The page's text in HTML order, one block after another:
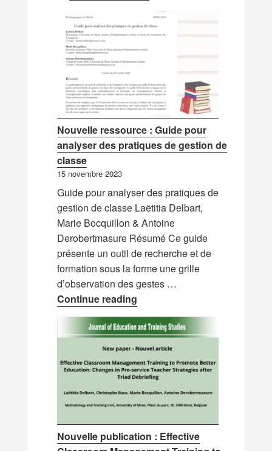
Nouvelle ressource : Guide pour
analyser des pratiques de gestion de
classe
15 novembre 2023
Guide pour analyser des pratiques de
gestion de classe Laëtitia Delbart,
Marie Bocquillon & Antoine
Derobertmasure Résumé Ce guide
présente un outil de recherche et de
formation sous la forme une grille
d’observation des gestes …
Continue readingNouvelle ressource : Guide
Nouvelle publication : Effective